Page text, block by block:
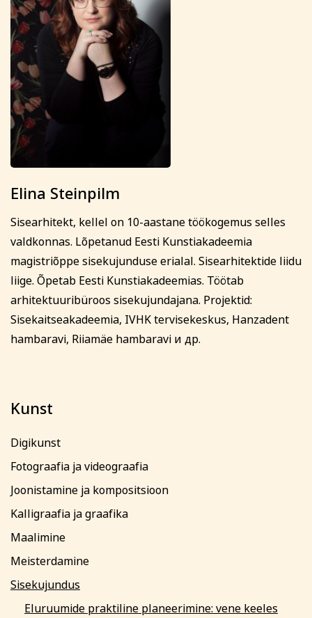
Elina Steinpilm
Sisearhitekt, kellel on 10-aastane töökogemus selles
valdkonnas. Lõpetanud Eesti Kunstiakadeemia
magistriõppe sisekujunduse erialal. Sisearhitektide liidu
liige. Õpetab Eesti Kunstiakadeemias. Töötab
arhitektuuribüroos sisekujundajana. Projektid:
Sisekaitseakadeemia, IVHK tervisekeskus, Hanzadent
hambaravi, Riiamäe hambaravi и др.
Kunst
Digikunst
Fotograafia ja videograafia
Joonistamine ja kompositsioon
Kalligraafia ja graafika
Maalimine
Meisterdamine
Sisekujundus
Eluruumide praktiline planeerimine: vene keeles